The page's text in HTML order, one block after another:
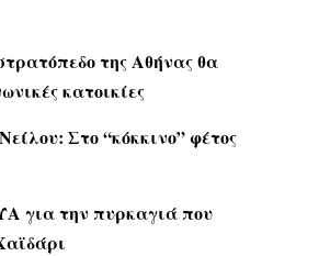
της Αθήνας θα
κατοικίες
Στο “κόκκινο” φέτος
για την πυρκαγιά που